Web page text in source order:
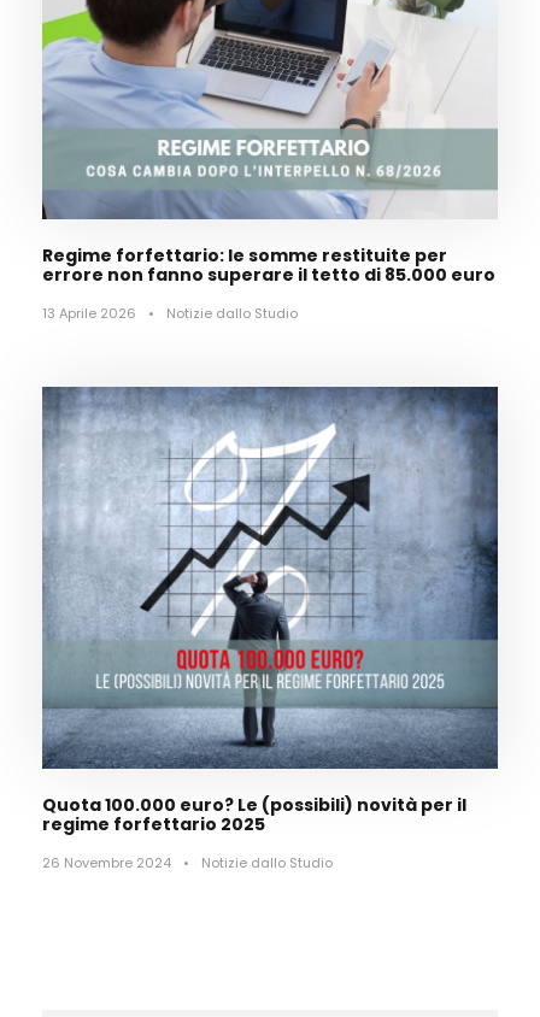
Regime forfettario: le somme restituite per
errore non fanno superare il tetto di 85.000 euro
13 Aprile 2026 • Notizie dallo Studio
Quota 100.000 euro? Le (possibili) novità per il
regime forfettario 2025
26 Novembre 2024 • Notizie dallo Studio